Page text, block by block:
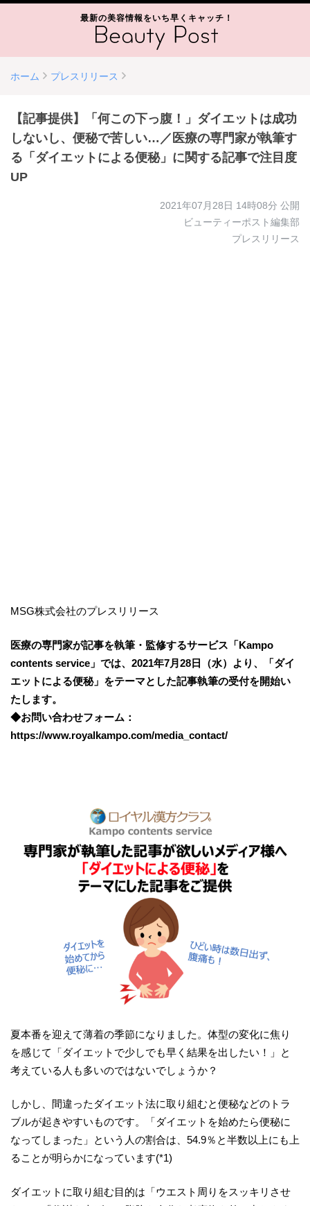
最新の美容情報をいち早くキャッチ！
ホーム プレスリリース
【記事提供】「何この下っ腹！」ダイエットは成功
しないし、便秘で苦しい…／医療の専門家が執筆す
る「ダイエットによる便秘」に関する記事で注目度
UP
2021年07月28日 14時08分 公開
ビューティーポスト編集部
プレスリリース
MSG株式会社のプレスリリース
医療の専門家が記事を執筆・監修するサービス「Kampo
contents service」では、2021年7月28日（水）より、「ダイ
エットによる便秘」をテーマとした記事執筆の受付を開始い
たします。
◆お問い合わせフォーム：
https://www.royalkampo.com/media_contact/
夏本番を迎えて薄着の季節になりました。体型の変化に焦り
を感じて「ダイエットで少しでも早く結果を出したい！」と
考えている人も多いのではないでしょうか？
しかし、間違ったダイエット法に取り組むと便秘などのトラ
ブルが起きやすいものです。「ダイエットを始めたら便秘に
なってしまった」という人の割合は、54.9％と半数以上にも上
ることが明らかになっています(*1)
ダイエットに取り組む目的は「ウエスト周りをスッキリさせ